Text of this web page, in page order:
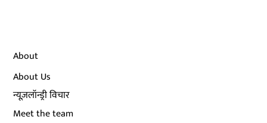
About
About Us
न्यूज़लॉन्ड्री विचार
Meet the team